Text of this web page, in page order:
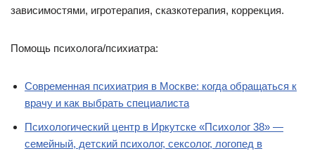
зависимостями, игротерапия, сказкотерапия, коррекция.
Помощь психолога/психиатра:
Современная психиатрия в Москве: когда обращаться к
врачу и как выбрать специалиста
Психологический центр в Иркутске «Психолог 38» —
семейный, детский психолог, сексолог, логопед в